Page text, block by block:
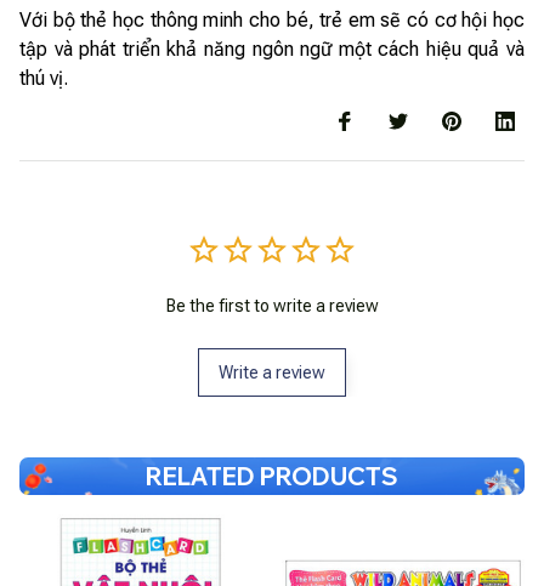
Với bộ thẻ học thông minh cho bé, trẻ em sẽ có cơ hội học
tập và phát triển khả năng ngôn ngữ một cách hiệu quả và
thú vị.
Be the first to write a review
Write a review
RELATED PRODUCTS